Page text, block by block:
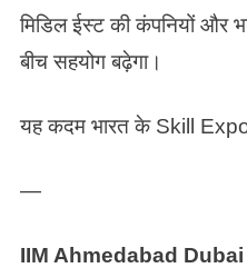
मिडिल ईस्ट की कंपनियों और
बीच सहयोग बढ़ेगा।
यह कदम भारत के Skill
—
IIM Ahmedabad Dubai